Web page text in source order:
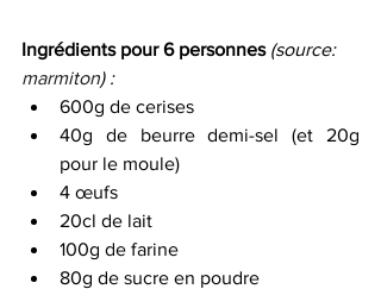
Ingrédients pour 6 personnes (source:
marmiton) :
600g de cerises
40g de beurre demi-sel (et 20g
pour le moule)
4 œufs
20cl de lait
100g de farine
80g de sucre en poudre